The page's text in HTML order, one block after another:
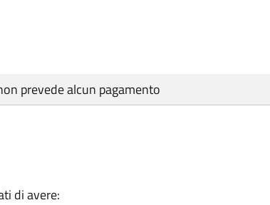
prevede alcun pagamento
di avere: